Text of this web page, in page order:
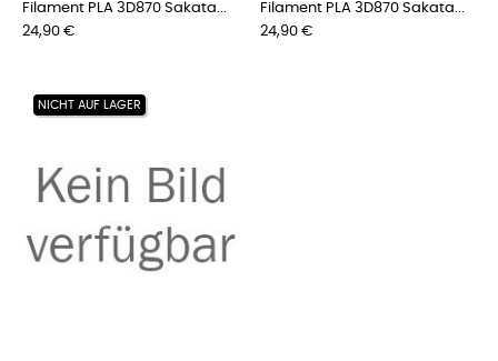
Filament PLA 3D870 Sakata...
Preis
24,90 €
Filament PLA 3D870 Sakata...
Preis
24,90 €
NICHT AUF LAGER